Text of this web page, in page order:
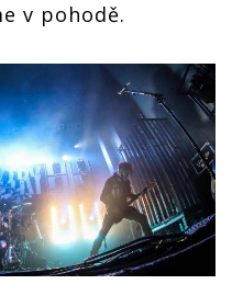
v pohodě.